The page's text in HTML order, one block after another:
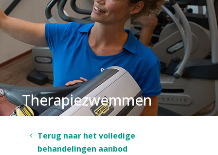
Therapiezwemmen
Terug naar het volledige
behandelingen aanbod